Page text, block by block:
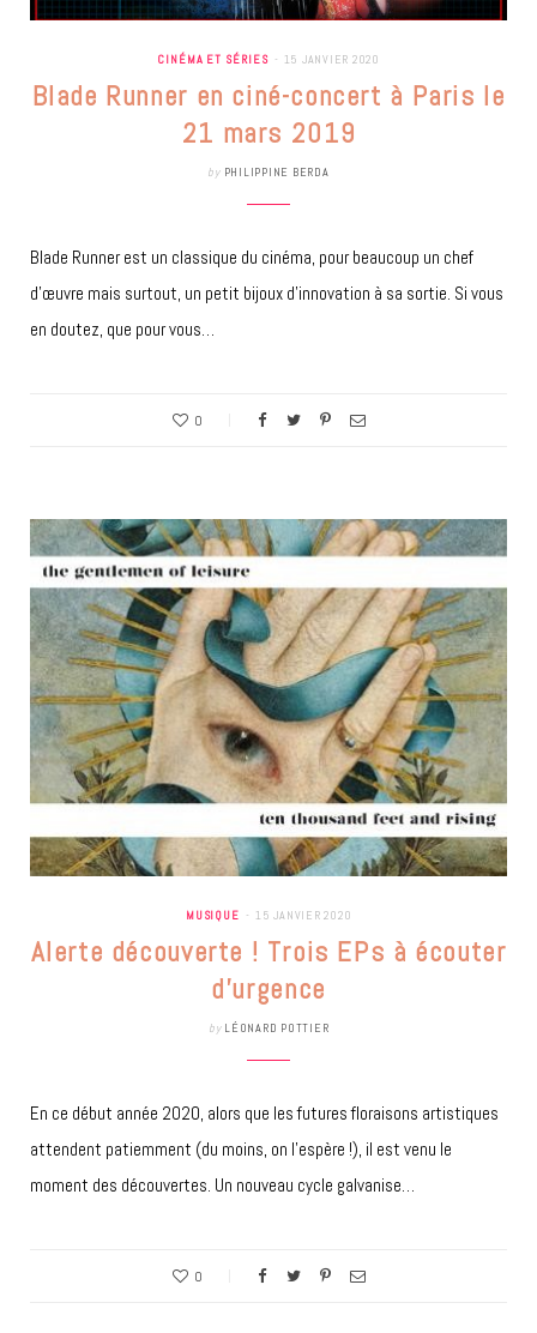
CINÉMA ET SÉRIES 15 JANVIER 2020
Blade Runner en ciné-concert à Paris le
21 mars 2019
by PHILIPPINE BERDA
Blade Runner est un classique du cinéma, pour beaucoup un chef
d’œuvre mais surtout, un petit bijoux d’innovation à sa sortie. Si vous
en doutez, que pour vous…
0
MUSIQUE 15 JANVIER 2020
Alerte découverte ! Trois EPs à écouter
d’urgence
by LÉONARD POTTIER
En ce début année 2020, alors que les futures floraisons artistiques
attendent patiemment (du moins, on l’espère !), il est venu le
moment des découvertes. Un nouveau cycle galvanise…
0